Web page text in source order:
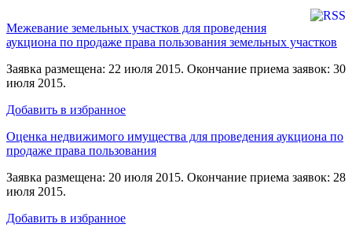
Межевание земельных участков для проведения
аукциона по продаже права пользования земельных участков
Заявка размещена: 22 июля 2015. Окончание приема заявок: 30
июля 2015.
Добавить в избранное
Оценка недвижимого имущества для проведения аукциона по
продаже права пользования
Заявка размещена: 20 июля 2015. Окончание приема заявок: 28
июля 2015.
Добавить в избранное